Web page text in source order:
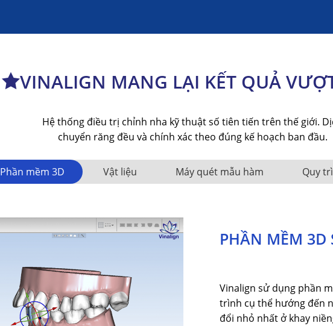
VINALIGN MANG LẠI KẾT QUẢ
Hệ thống điều trị chỉnh nha kỹ thuật số tiên tiến trên thế giới.
chuyển răng đều và chính xác theo đúng kế hoạch ban đầu.
Phần mềm 3D Vật liệu Máy quét mẫu hàm Quy
PHẦN MỀM 3D
Vinalign sử dụng phần
trình cụ thể hướng đến
đổi nhỏ nhất ở khay